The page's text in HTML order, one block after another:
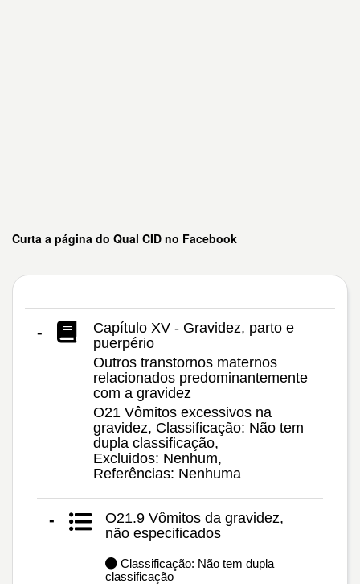
Curta a página do Qual CID no Facebook
-
Capítulo XV - Gravidez, parto e
puerpério
Outros transtornos maternos
relacionados predominantemente
com a gravidez
O21 Vômitos excessivos na
gravidez, Classificação: Não tem
dupla classificação,
Excluidos: Nenhum,
Referências: Nenhuma
-
O21.9 Vômitos da gravidez,
não especificados
Classificação: Não tem dupla
classificação